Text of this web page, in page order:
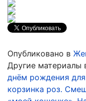
Опубликовано в
Другие материалы
днём рождения
корзинка роз.